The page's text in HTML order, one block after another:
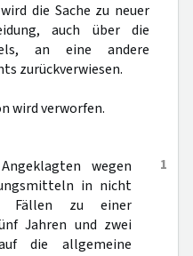
die Sache zu neuer
auch über die
an eine andere
zurückverwiesen.
wird verworfen.
1
wegen
in nicht
Fällen zu einer
Jahren und zwei
die allgemeine